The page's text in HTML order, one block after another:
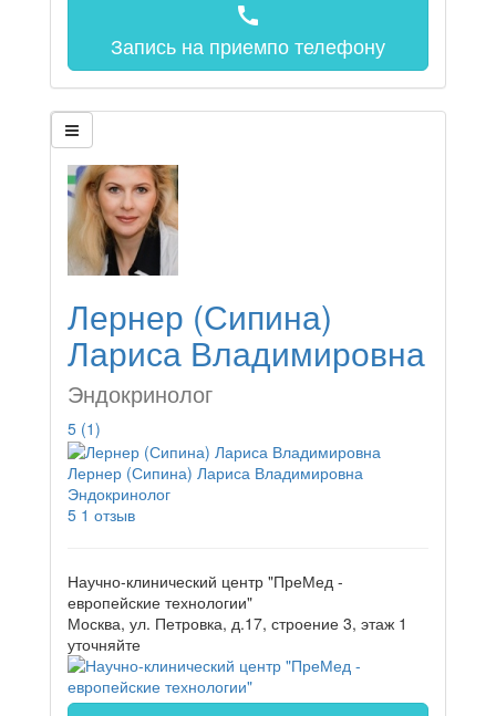
call
Запись на приемпо телефону
Лернер (Сипина)
Лариса Владимировна
Эндокринолог
5 (1)
Лернер (Сипина) Лариса Владимировна
Эндокринолог
5 1 отзыв
Научно-клинический центр "ПреМед -
европейские технологии"
Москва, ул. Петровка, д.17, строение 3, этаж 1
уточняйте